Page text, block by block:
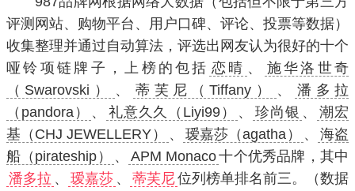
评测网站、购物平台、用户口碑、评论、投票等数据）
收集整理并通过自动算法，评选出网友认为很好的十个
哑铃项链牌子，上榜的包括 恋晴 、
施华洛世奇
（Swarovski）
、 蒂芙尼（Tiffany） 、
潘多拉
（pandora）
、 礼意久久（Liyi99） 、 珍尚银 、
潮宏
基（CHJ JEWELLERY）
、 瑷嘉莎（agatha） 、
海盗
船（pirateship）
、 APM Monaco十个优秀品牌，其中
潘多拉 、 瑷嘉莎 、 蒂芙尼位列榜单排名前三。（数据